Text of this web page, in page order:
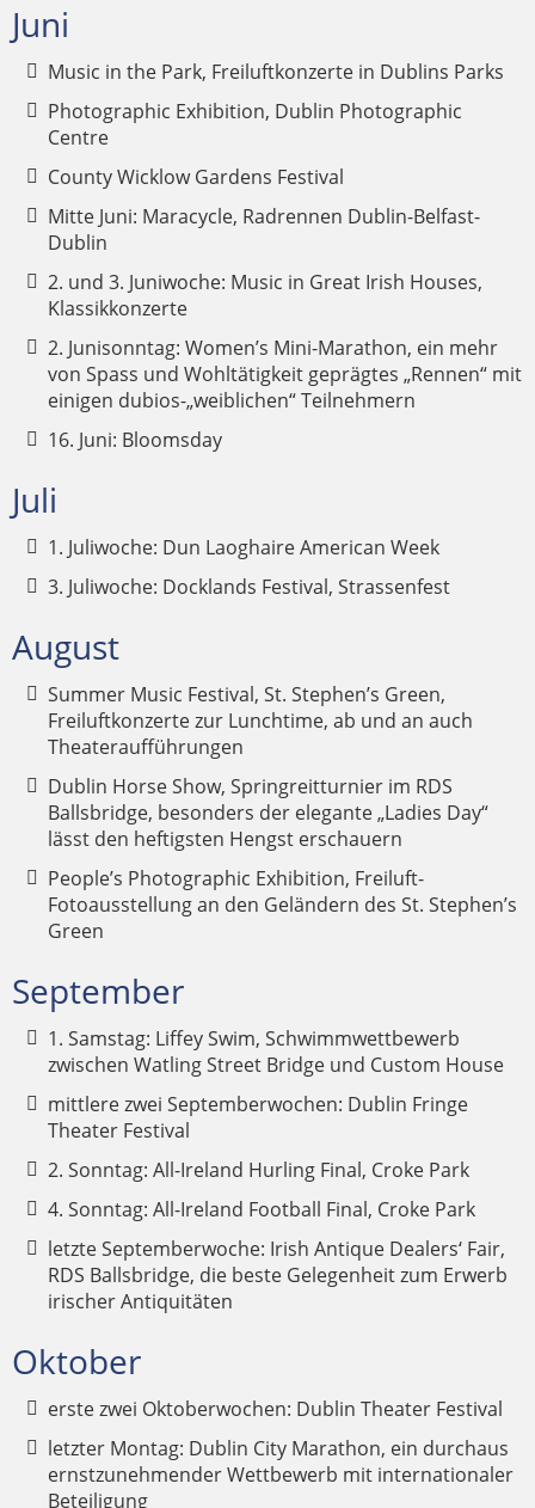
Juni
Music in the Park, Freiluftkonzerte in Dublins Parks
Photographic Exhibition, Dublin Photographic
Centre
County Wicklow Gardens Festival
Mitte Juni: Maracycle, Radrennen Dublin-Belfast-
Dublin
2. und 3. Juniwoche: Music in Great Irish Houses,
Klassikkonzerte
2. Junisonntag: Women’s Mini-Marathon, ein mehr
von Spass und Wohltätigkeit geprägtes „Rennen“ mit
einigen dubios-„weiblichen“ Teilnehmern
16. Juni: Bloomsday
Juli
1. Juliwoche: Dun Laoghaire American Week
3. Juliwoche: Docklands Festival, Strassenfest
August
Summer Music Festival, St. Stephen’s Green,
Freiluftkonzerte zur Lunchtime, ab und an auch
Theateraufführungen
Dublin Horse Show, Springreitturnier im RDS
Ballsbridge, besonders der elegante „Ladies Day“
lässt den heftigsten Hengst erschauern
People’s Photographic Exhibition, Freiluft-
Fotoausstellung an den Geländern des St. Stephen’s
Green
September
1. Samstag: Liffey Swim, Schwimmwettbewerb
zwischen Watling Street Bridge und Custom House
mittlere zwei Septemberwochen: Dublin Fringe
Theater Festival
2. Sonntag: All-Ireland Hurling Final, Croke Park
4. Sonntag: All-Ireland Football Final, Croke Park
letzte Septemberwoche: Irish Antique Dealers‘ Fair,
RDS Ballsbridge, die beste Gelegenheit zum Erwerb
irischer Antiquitäten
Oktober
erste zwei Oktoberwochen: Dublin Theater Festival
letzter Montag: Dublin City Marathon, ein durchaus
ernstzunehmender Wettbewerb mit internationaler
Beteiligung